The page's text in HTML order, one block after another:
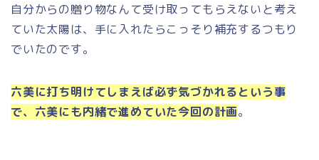
自分からの贈り物なんて受け取ってもらえないと考え
ていた太陽は、手に入れたらこっそり補充するつもり
でいたのです。
六美に打ち明けてしまえば必ず気づかれるという事
で、六美にも内緒で進めていた今回の計画。